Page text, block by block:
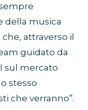
della musica
attraverso il
guidato da
sul mercato
stesso
che verranno”.